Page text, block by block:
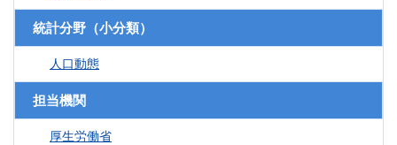
統計分野（小分類）
人口動態
担当機関
厚生労働省